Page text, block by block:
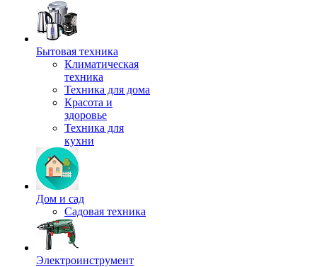
Бытовая техника
Климатическая
техника
Техника для дома
Красота и
здоровье
Техника для
кухни
Дом и сад
Садовая техника
Электроинструмент